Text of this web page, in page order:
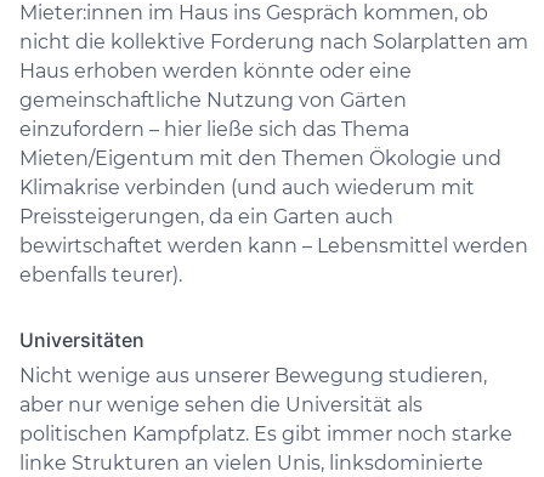
Mieter:innen im Haus ins Gespräch kommen, ob
nicht die kollektive Forderung nach Solarplatten am
Haus erhoben werden könnte oder eine
gemeinschaftliche Nutzung von Gärten
einzufordern – hier ließe sich das Thema
Mieten/Eigentum mit den Themen Ökologie und
Klimakrise verbinden (und auch wiederum mit
Preissteigerungen, da ein Garten auch
bewirtschaftet werden kann – Lebensmittel werden
ebenfalls teurer).
Universitäten
Nicht wenige aus unserer Bewegung studieren,
aber nur wenige sehen die Universität als
politischen Kampfplatz. Es gibt immer noch starke
linke Strukturen an vielen Unis, linksdominierte